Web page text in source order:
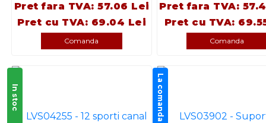
Pret fara TVA: 57.06 Lei
Pret cu TVA: 69.04 Lei
Comanda
Pret fara TVA:
Pret cu TVA:
Comanda
In stoc La comanda